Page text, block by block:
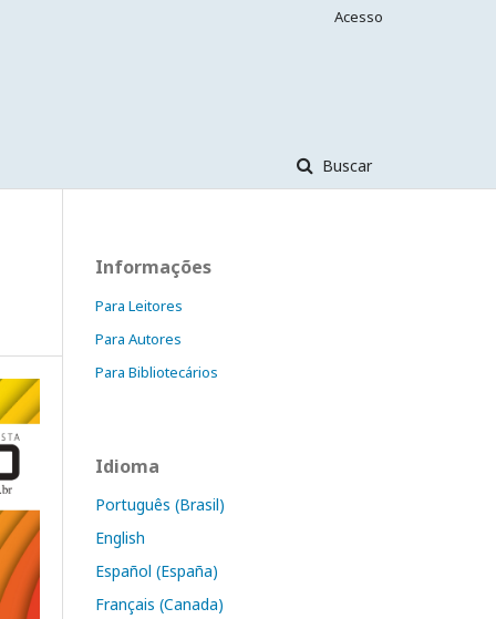
Buscar
Acesso
Informações
Para Leitores
Para Autores
Para Bibliotecários
Idioma
Português (Brasil)
English
Español (España)
Français (Canada)